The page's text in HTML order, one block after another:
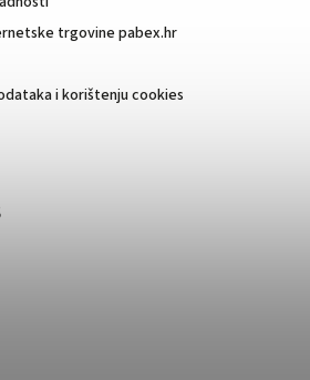
trgovine pabex.hr
i korištenju cookies